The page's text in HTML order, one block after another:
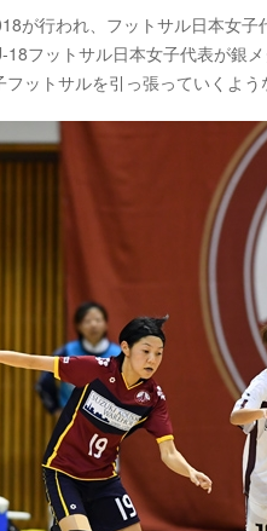
が行われ、フットサル日本女
フットサル日本女子代表が銀
ットサルを引っ張っていくよ